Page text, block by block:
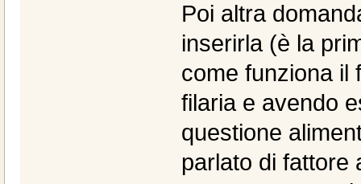
Poi altra
inserirla (è la
come funziona il
filaria e avendo
questione
parlato di fattore